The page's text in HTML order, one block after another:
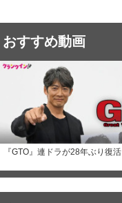
おすすめ動画
『GTO』連ドラが28年ぶり復活